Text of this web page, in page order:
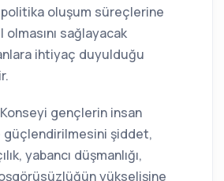
oluşum süreçlerine
sağlayacak
ihtiyaç duyulduğu
Konseyi gençlerin insan
güçlendirilmesini şiddet,
yabancı düşmanlığı,
yükselişine